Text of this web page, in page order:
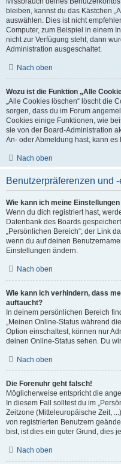
bleiben, kannst du das Kästchen
auswählen. Dies ist nicht
Computer, zum Beispiel in einem
nicht zur Verfügung steht, dann
Administration ausgeschaltet.
Nach oben
Wozu ist die Funktion „Alle
„Alle Cookies löschen“ löscht die
sorgen, dass du im Forum
Cookies einige Funktionen, wie
sie von der Board-Administration
An- oder Abmeldung hast, kann
Nach oben
Benutzerpräferenzen und
Wie kann ich meine
Wenn du dich registriert hast,
Datenbank des Boards
„Persönlichen Bereich“; der Link
wenn du auf deinen
Einstellungen ändern.
Nach oben
Wie kann ich verhindern, dass
auftaucht?
In deinem persönlichen Bereich
„Meinen Online-Status während
Option einschaltest, können nur
deinen Online-Status sehen. Du
Nach oben
Die Forenuhr geht falsch!
Möglicherweise entspricht die
In diesem Fall solltest du im
Zeitzone (Mitteleuropäische Zeit,
von registrierten Benutzern
bist, ist dies ein guter Grund, dies
Nach oben